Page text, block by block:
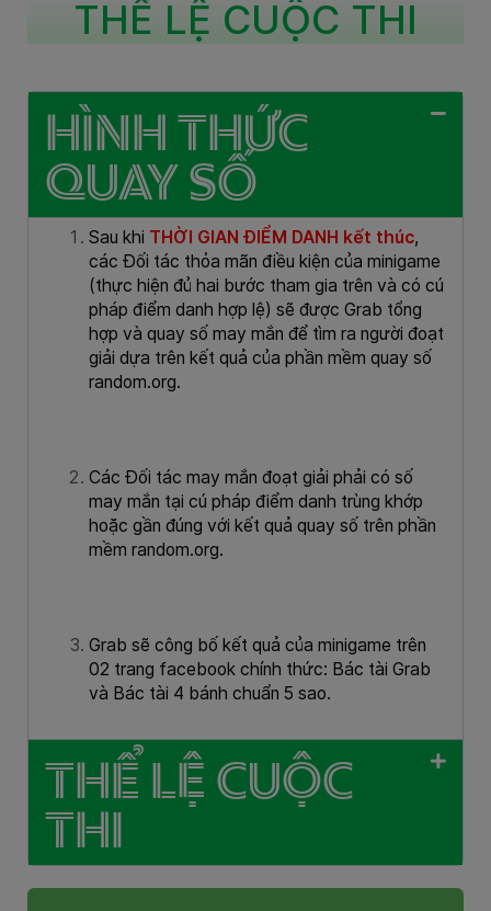
THỂ LỆ CUỘC THI
HÌNH THỨC
QUAY SỐ
Sau khi THỜI GIAN ĐIỂM DANH kết thúc,
các Đối tác thỏa mãn điều kiện của minigame
(thực hiện đủ hai bước tham gia trên và có cú
pháp điểm danh hợp lệ) sẽ được Grab tổng
hợp và quay số may mắn để tìm ra người đoạt
giải dựa trên kết quả của phần mềm quay số
random.org.
Các Đối tác may mắn đoạt giải phải có số
may mắn tại cú pháp điểm danh trùng khớp
hoặc gần đúng với kết quả quay số trên phần
mềm random.org.
Grab sẽ công bố kết quả của minigame trên
02 trang facebook chính thức: Bác tài Grab
và Bác tài 4 bánh chuẩn 5 sao.
THỂ LỆ CUỘC
THI